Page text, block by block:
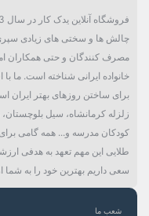
چالش ها و سختی های زیادی سپری
مصرف کنندگان و حتی همکاران
خانواده ایرانی شناخته است. ما
برای ساختن روزهای بهتر ایران
زلزله کرمانشاه، سیل بلوچستان،
کودکان مدرسه و... همه گامی
طلایی این مهم تعهد به هدفی
سعی داریم بهترین خود را به شما
شعب ما